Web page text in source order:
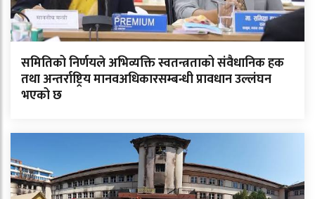
समितिको निर्णयले अभिव्यक्ति स्वतन्त्रताको संवैधानिक हक
तथा अन्तर्राष्ट्रिय मानवअधिकारसम्बन्धी प्रावधान उल्लंघन
भएको छ